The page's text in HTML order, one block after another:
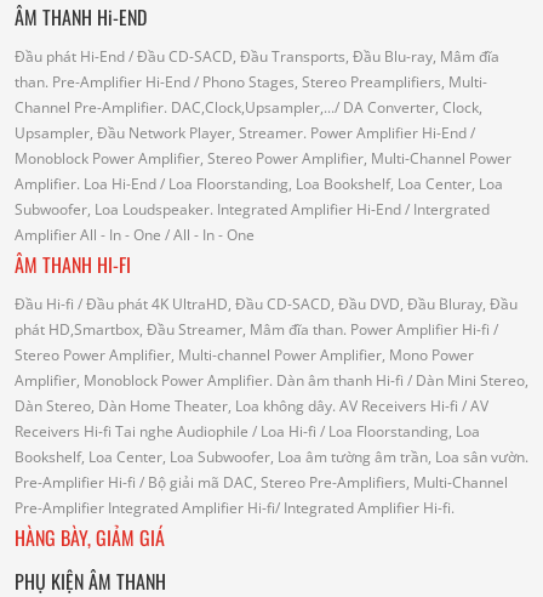
ÂM THANH Hi-END
Đầu phát Hi-End/ Đầu CD-SACD, Đầu Transports, Đầu Blu-ray, Mâm đĩa
than. Pre-Amplifier Hi-End/ Phono Stages, Stereo Preamplifiers, Multi-
Channel Pre-Amplifier. DAC,Clock,Upsampler,.../ DA Converter, Clock,
Upsampler, Đầu Network Player, Streamer. Power Amplifier Hi-End/
Monoblock Power Amplifier, Stereo Power Amplifier, Multi-Channel Power
Amplifier. Loa Hi-End/ Loa Floorstanding, Loa Bookshelf, Loa Center, Loa
Subwoofer, Loa Loudspeaker. Integrated Amplifier Hi-End/ Intergrated
AmplifierAll - In - One / All - In - One
ÂM THANH HI-FI
Đầu Hi-fi / Đầu phát 4K UltraHD, Đầu CD-SACD, Đầu DVD, Đầu Bluray, Đầu
phát HD,Smartbox, Đầu Streamer, Mâm đĩa than. Power Amplifier Hi-fi /
Stereo Power Amplifier, Multi-channel Power Amplifier, Mono Power
Amplifier, Monoblock Power Amplifier. Dàn âm thanh Hi-fi / Dàn Mini Stereo,
Dàn Stereo, Dàn Home Theater, Loa không dây. AV Receivers Hi-fi / AV
Receivers Hi-fi Tai nghe Audiophile / Loa Hi-fi / Loa Floorstanding, Loa
Bookshelf, Loa Center, Loa Subwoofer, Loa âm tường âm trần, Loa sân vườn.
Pre-Amplifier Hi-fi / Bộ giải mã DAC, Stereo Pre-Amplifiers, Multi-Channel
Pre-Amplifier Integrated Amplifier Hi-fi/ Integrated Amplifier Hi-fi.
HÀNG BÀY, GIẢM GIÁ
PHỤ KIỆN ÂM THANH